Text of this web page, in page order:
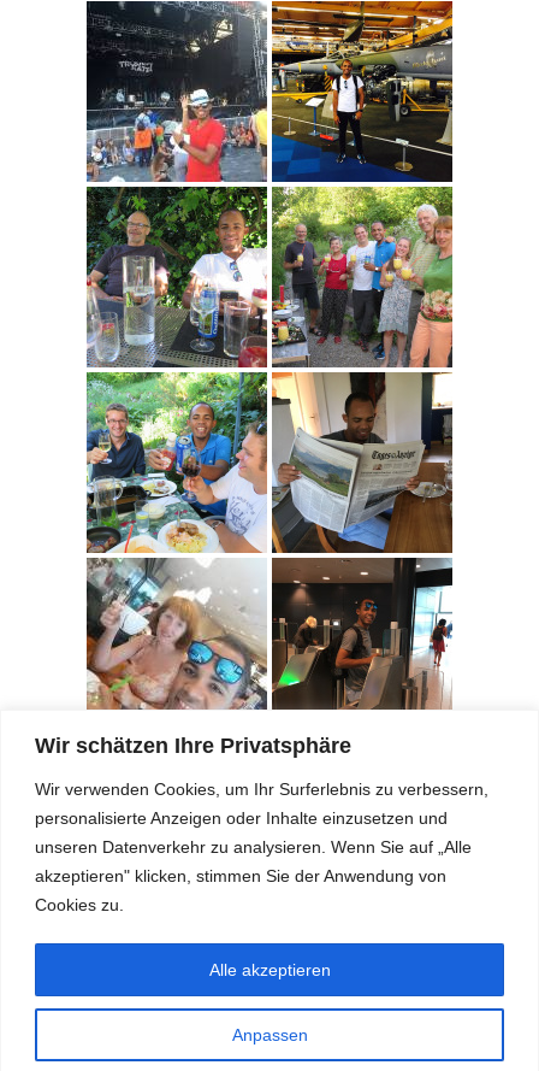
Wir schätzen Ihre Privatsphäre
Wir verwenden Cookies, um Ihr Surferlebnis zu verbessern,
personalisierte Anzeigen oder Inhalte einzusetzen und
unseren Datenverkehr zu analysieren. Wenn Sie auf „Alle
akzeptieren" klicken, stimmen Sie der Anwendung von
Cookies zu.
Anpassen
Alle akzeptieren
ZEIGE DIASHOW
QR – Spendenkonto
Meer
Buchenweg 3